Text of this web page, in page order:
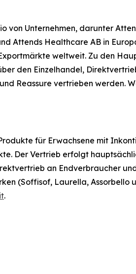
von Unternehmen, darunter
Attends Healthcare AB in
weltweit. Zu den
den Einzelhandel,
und Reassure vertrieben werden.
für Erwachsene mit
Der Vertrieb erfolgt
an Endverbraucher
(Soffisof, Laurella, Assorbello
.